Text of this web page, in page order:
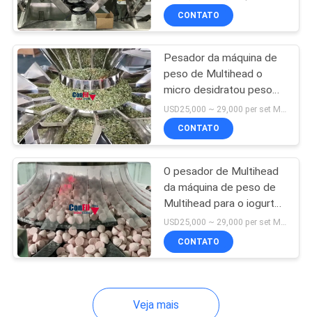
marijuana
CONTATO
Pesador da máquina de
peso de Multihead o
micro desidratou peso
Mini Filling Machine do
alvo do alimento o baixo
CONTATO
O pesador de Multihead
da máquina de peso de
Multihead para o iogurte
secado gotas Yogut do
iogurte derrete a
máquina de enchimento
USD25,000 ~ 29,000 per set MOQ:1 grupo
CONTATO
Veja mais